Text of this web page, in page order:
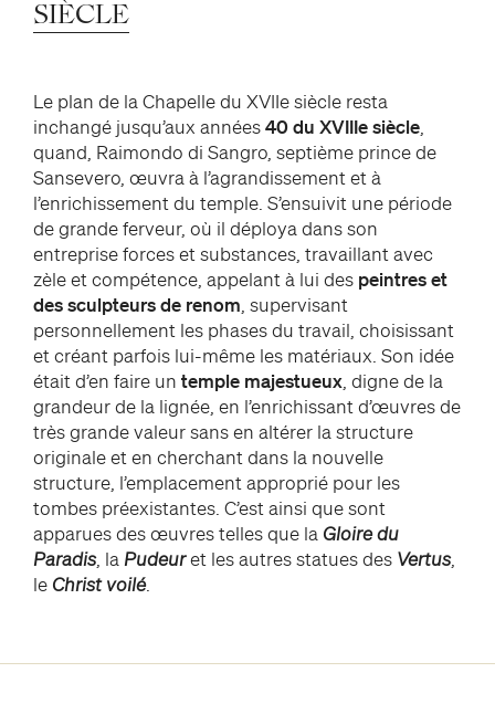
SIÈCLE
Le plan de la Chapelle du XVIIe siècle resta
inchangé jusqu’aux années40 du XVIIIe siècle,
quand, Raimondo di Sangro, septième prince de
Sansevero, œuvra à l’agrandissement et à
l’enrichissement du temple. S’ensuivit une période
de grande ferveur, où il déploya dans son
entreprise forces et substances, travaillant avec
zèle et compétence, appelant à lui des peintres et
des sculpteurs de renom , supervisant
personnellement les phases du travail, choisissant
et créant parfois lui-même les matériaux. Son idée
était d’en faire un temple majestueux, digne de la
grandeur de la lignée, en l’enrichissant d’œuvres de
très grande valeur sans en altérer la structure
originale et en cherchant dans la nouvelle
structure, l’emplacement approprié pour les
tombes préexistantes. C’est ainsi que sont
apparues des œuvres telles que la Gloire du
Paradis, la Pudeuret les autres statues des Vertus,
le Christ voilé.